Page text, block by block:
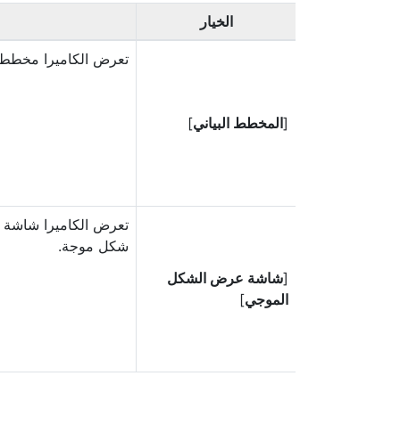
الخيار
[المخطط البياني]
تعرض الكاميرا مخطط
[شاشة عرض الشكل
الموجي]
تعرض الكاميرا
شكل موجة.